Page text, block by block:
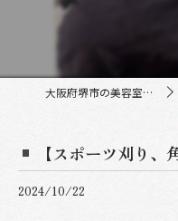
大阪府堺市の美容室ならFor-Relive
【スポーツ刈り、
2024/10/22